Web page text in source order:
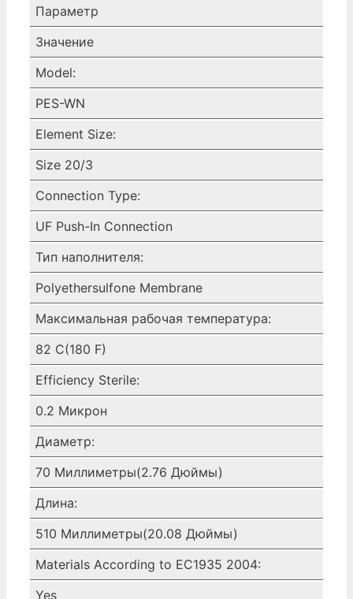
20 ДЮЙМОВ,
0,2 МИКРОНА,
UF,
EPDM
1C230132-
82
Donaldson
Параметр
Значение
Model:
PES-WN
Element Size:
Size 20/3
Connection Type:
UF Push-In Connection
Тип наполнителя:
Polyethersulfone Membrane
Максимальная рабочая температура:
82 C(180 F)
Efficiency Sterile:
0.2 Микрон
Диаметр:
70 Миллиметры(2.76 Дюймы)
Длина:
510 Миллиметры(20.08 Дюймы)
Materials According to EC1935 2004:
Yes